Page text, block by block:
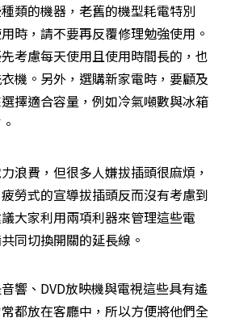
類的機器，老舊的機型耗電特別
時，請不要再反覆修理勉強使用。
考慮每天使用且使用時間長的，也
機。另外，選購新家電時，要顧及
擇適合容量，例如冷氣噸數與冰箱
浪費，但很多人嫌拔插頭很麻煩，
勞式的宣導拔插頭反而沒有考慮到
大家利用兩項利器來管理這些電
同切換開關的延長線。
響、DVD放映機與電視這些具有遙
都放在客廳中，所以方便將他們全